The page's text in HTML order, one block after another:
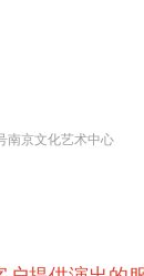
南京文化艺术中心